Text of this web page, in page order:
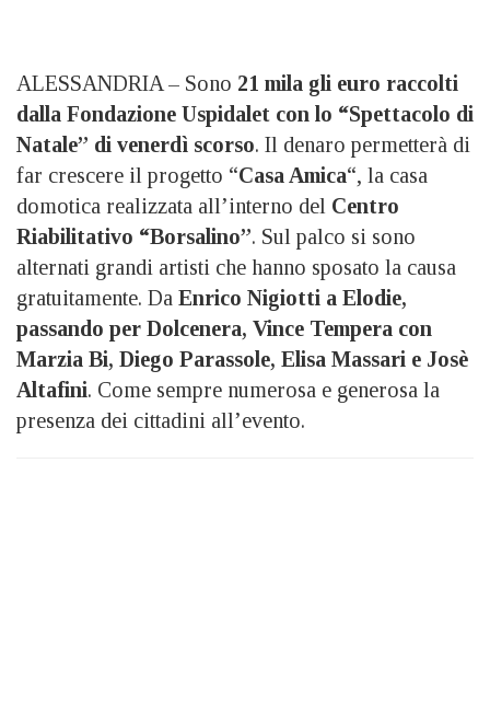
ALESSANDRIA – Sono 21 mila gli euro raccolti
dalla Fondazione Uspidalet con lo “Spettacolo di
Natale” di venerdì scorso. Il denaro permetterà di
far crescere il progetto “Casa Amica“, la casa
domotica realizzata all’interno del Centro
Riabilitativo “Borsalino”. Sul palco si sono
alternati grandi artisti che hanno sposato la causa
gratuitamente. Da Enrico Nigiotti a Elodie,
passando per Dolcenera, Vince Tempera con
Marzia Bi, Diego Parassole, Elisa Massari e Josè
Altafini. Come sempre numerosa e generosa la
presenza dei cittadini all’evento.